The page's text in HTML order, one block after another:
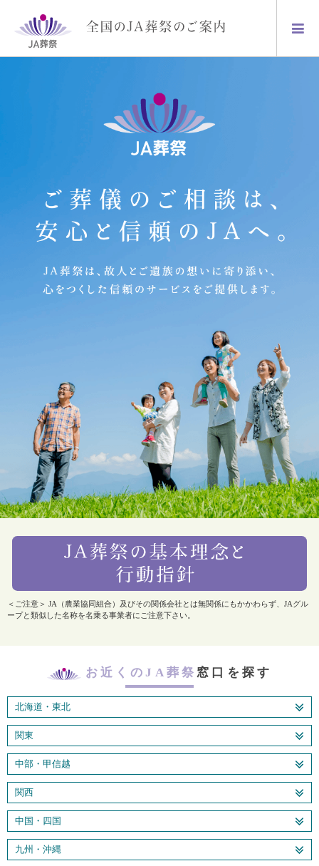
＜ご注意＞ JA（農業協同組合）及びその関係会社とは無関係にもかかわらず、JAグル
ープと類似した名称を名乗る事業者にご注意下さい。
お近くのJA葬祭 窓口を探す
北海道・東北
関東
中部・甲信越
関西
中国・四国
九州・沖縄